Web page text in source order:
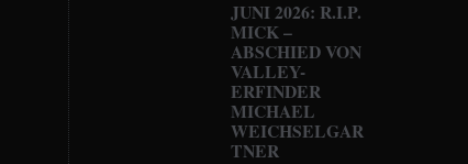
JUNI 2026: R.I.P.
MICK –
ABSCHIED VON
VALLEY-
ERFINDER
MICHAEL
WEICHSELGAR
TNER